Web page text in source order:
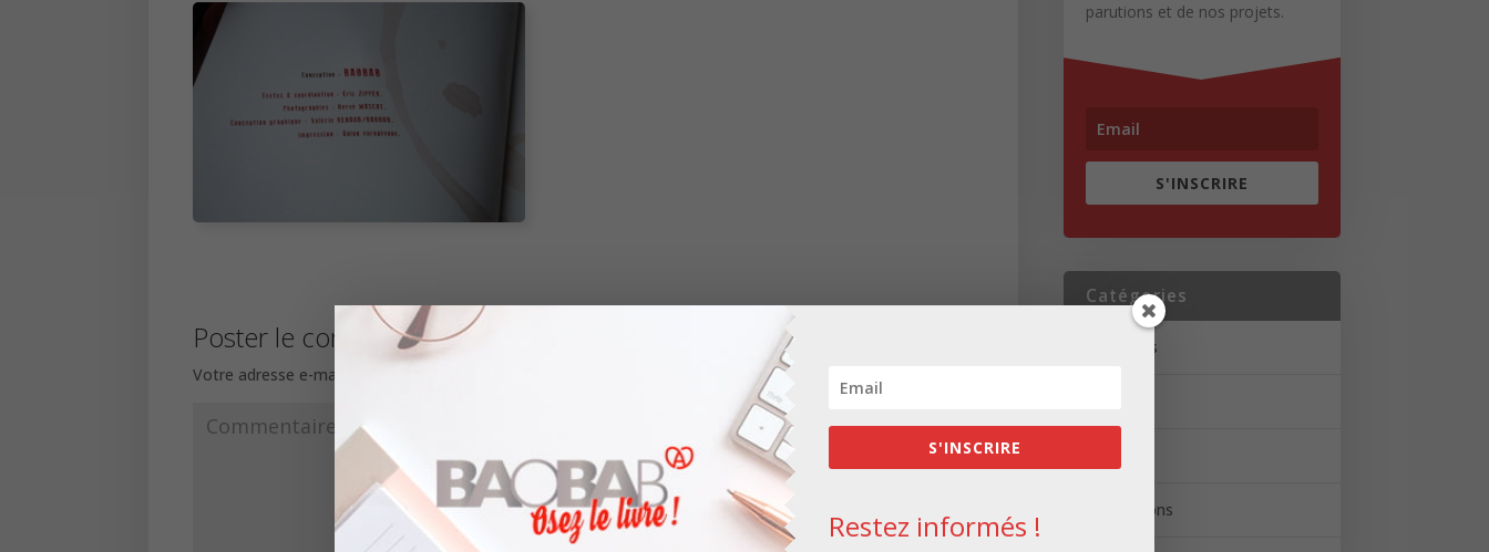
Poster le commentaire
Votre adresse e-mail ne sera pas publiée. Les champs obligatoires sont indiqués avec
parutions et de nos projets.
S'INSCRIRE
Catégories
Actualités
Réalisations
S'INSCRIRE
Restez informés !